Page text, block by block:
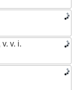
v. i.